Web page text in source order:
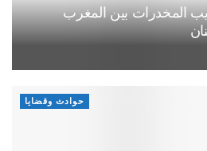
المخدرات بين المغرب
حوادث وقضايا